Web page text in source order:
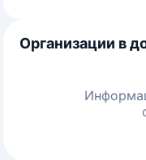
Организации в